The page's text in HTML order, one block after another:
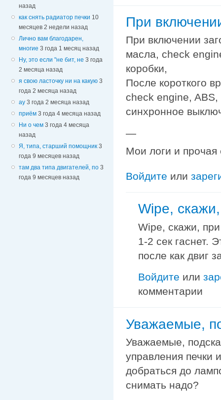
назад
как снять радиатор печки 10
месяцев 2 недели назад
Лично вам благодарен,
многие 3 года 1 месяц назад
Ну, это если "не бит, не 3 года
2 месяца назад
я свою ласточку ни на какую 3
года 2 месяца назад
ау 3 года 2 месяца назад
приём 3 года 4 месяца назад
Ни о чем 3 года 4 месяца
назад
Я, типа, старший помощник 3
года 9 месяцев назад
там два типа двигателей, по 3
года 9 месяцев назад
При
При включении
масла, check
коробки,
После короткого
check engine, ABS,
синхронное
—
Мои логи и
Войдите или
Wipe,
Wipe, cкажи,
1-2 сек гаснет.
после как двиг
Войдите или
комментарии
Уважаемые,
Уважаемые,
управления печки
добраться до
снимать надо?